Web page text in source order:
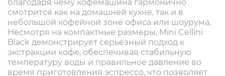
благодаря чему кофемашина гармонично
смотрится как на домашней кухне, так и в
небольшой кофейной зоне офиса или шоурума.
Несмотря на компактные размеры, Mini Cellini
Black демонстрирует серьезный подход к
экстракции кофе, обеспечивая стабильную
температуру воды и правильное давление во
время приготовления эспрессо, что позволяет